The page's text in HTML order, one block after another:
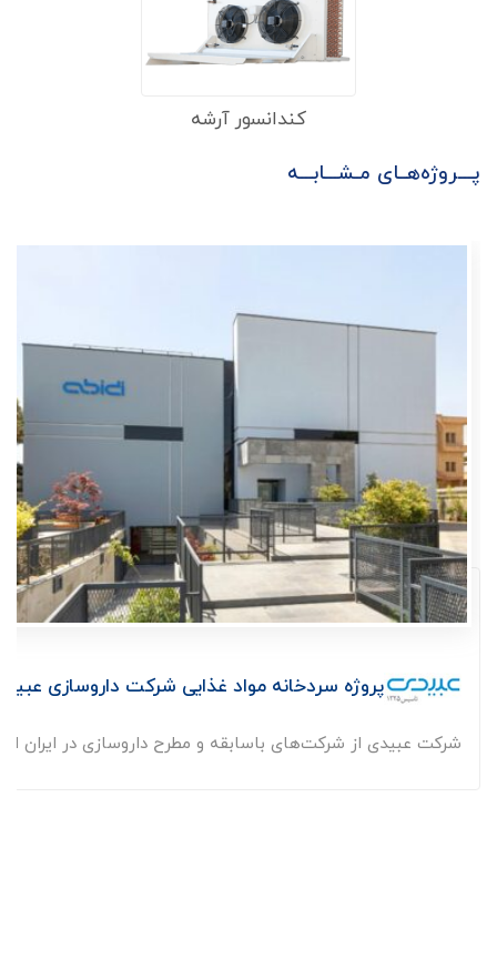
کندانسور آرشه
پـــروژه‌هــای مـشـــابـــه
پروژه سردخانه مواد غذایی شرکت داروسازی
شرکت عبیدی از شرکت‌های باسابقه و مطرح داروسازی در ایران